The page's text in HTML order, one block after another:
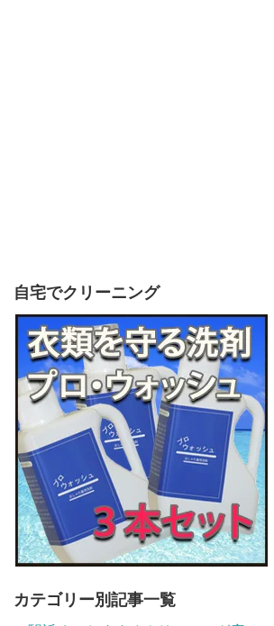
自宅でクリーニング
カテゴリー別記事一覧